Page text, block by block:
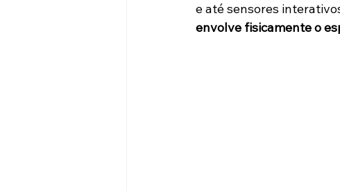
e até sensores
envolve fisicamente o